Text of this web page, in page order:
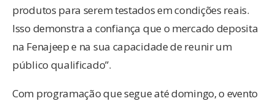
produtos para serem testados em condições reais.
Isso demonstra a confiança que o mercado deposita
na Fenajeep e na sua capacidade de reunir um
público qualificado”.
Com programação que segue até domingo, o evento